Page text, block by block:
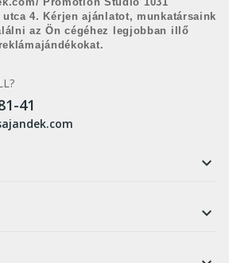
4. Kérjen ajánlatot, munkatársaink
az Ön cégéhez legjobban illő
reklámajándékokat.
41

